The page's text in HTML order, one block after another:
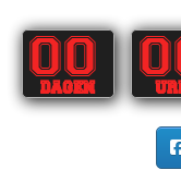
00
DAGEN